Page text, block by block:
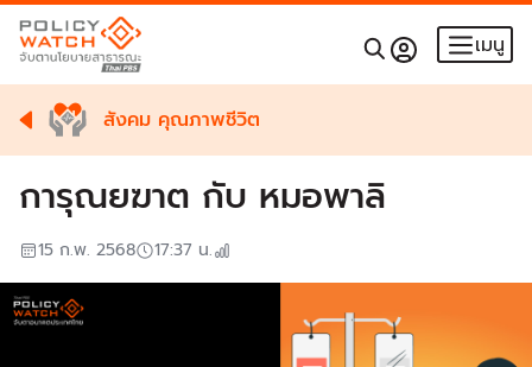
เมนู
สังคม คุณภาพชีวิต
การุณยฆาต กับ หมอพาลิ
15 ก.พ. 2568 17:37 น.